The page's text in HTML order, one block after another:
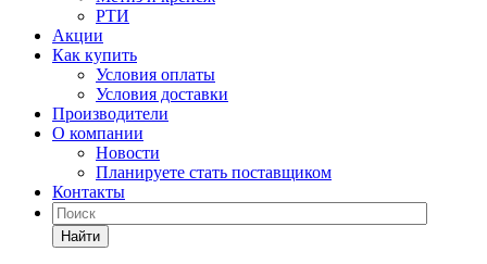
РТИ
Акции
Как купить
Условия оплаты
Условия доставки
Производители
О компании
Новости
Планируете стать поставщиком
Контакты
Найти